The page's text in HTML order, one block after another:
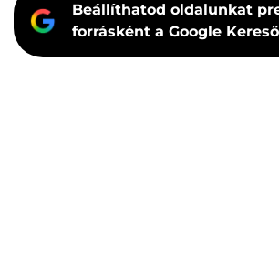
Beállíthatod oldalunkat
forrásként a Google